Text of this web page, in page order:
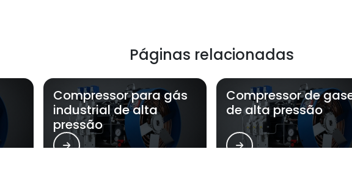
Páginas relacionadas
Compressor para gás
industrial de alta
pressão
Compressor de
de alta pressão